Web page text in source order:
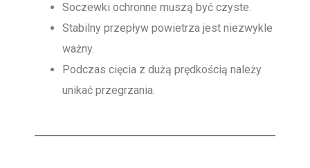
Soczewki ochronne muszą być czyste.
Stabilny przepływ powietrza jest niezwykle
ważny.
Podczas cięcia z dużą prędkością należy
unikać przegrzania.